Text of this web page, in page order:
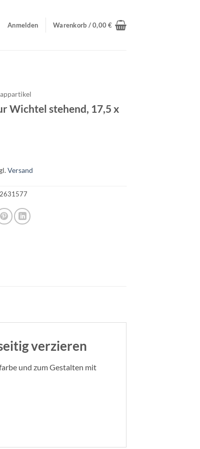
Anmelden Warenkorb /0,00€
Wichtel stehend, 17,5 x
Versand
verzieren
und zum Gestalten mit